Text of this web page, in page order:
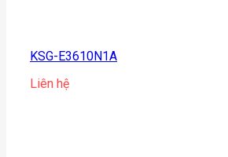
KSG-E3610N1A
Liên hệ